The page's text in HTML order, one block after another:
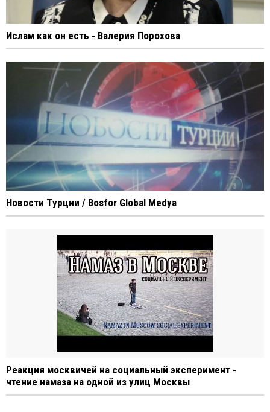
Ислам как он есть - Валерия Порохова
Новости Tурции / Bosfor Global Medya
Реакция москвичей на социальный эксперимент -
чтение намаза на одной из улиц Москвы